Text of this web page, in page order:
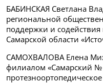
БАБИНСКАЯ Светлана
региональной
поддержки и
Самарской области
САМОХВАЛОВА Елена
филиалом «Самарский №